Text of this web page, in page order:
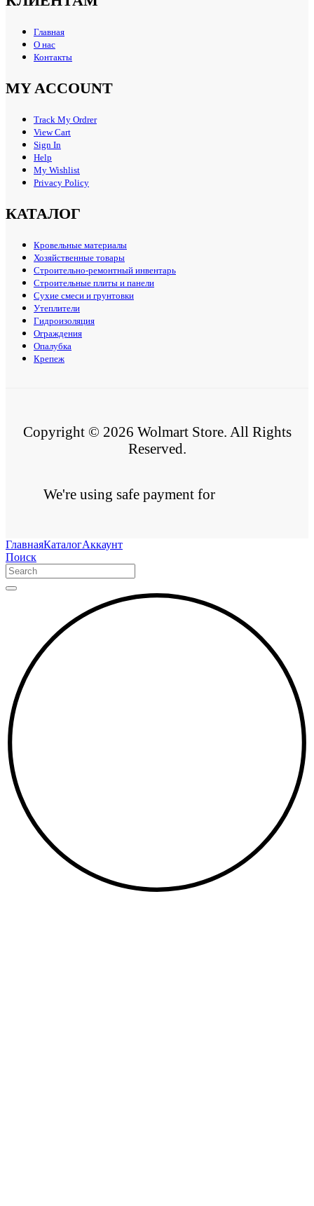
Главная
О нас
Контакты
MY ACCOUNT
Track My Ordrer
View Cart
Sign In
Help
My Wishlist
Privacy Policy
КАТАЛОГ
Кровельные материалы
Хозяйственные товары
Строительно-ремонтный инвентарь
Строительные плиты и панели
Сухие смеси и грунтовки
Утеплители
Гидроизоляция
Ограждения
Опалубка
Крепеж
Copyright © 2026 Wolmart Store. All Rights
Reserved.
We're using safe payment for
ГлавнаяКаталогАккаунт
Поиск